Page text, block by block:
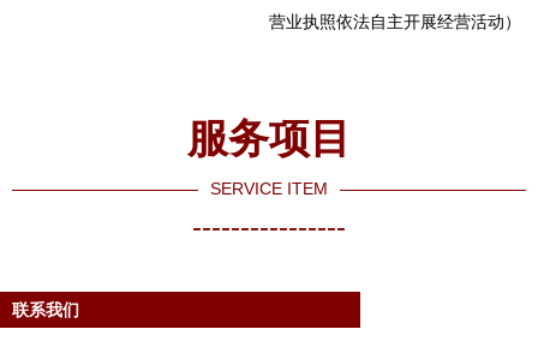
营业执照依法自主开展经营活动）
服务项目
SERVICE ITEM
----------------
联系我们